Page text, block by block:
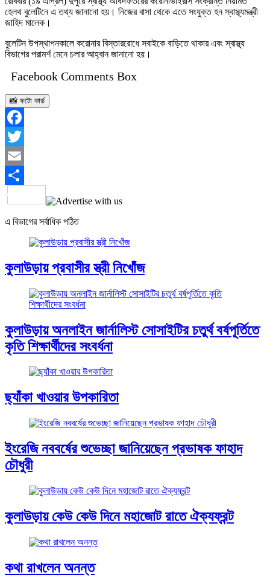
হেলথ বুলেটিনে এ তথ্য জানানো হয়। নিজের বাসা থেকে এতে সংযুক্ত হন স্বাস্থ্যমন্ত্রী
জাহিদ মালেক।
বুলেটিন উপস্থাপনকালে করোনার বিস্তাররোধে সবাইকে বাড়িতে থাকার এবং স্বাস্থ্য
বিভাগের পরামর্শ মেনে চলার আহ্বান জানানো হয়।
Facebook Comments Box
📸 ফটো কার্ড
Facebook
Twitter
Email
Share
এ বিভাগের সর্বাধিক পঠিত
কুলাউড়ায় প্রবাসীর স্ত্রী নিখোঁজ
কুলাউড়ায় অনলাইন জার্নালিস্ট সোসাইটির চতুর্থ বর্ষপূর্তিতে
কৃতি শিক্ষার্থীদের সংবর্ধনা
ছ্যাঁকা খাওয়ার উপকারিতা
ইংরেজি নববর্ষের শুভেচ্ছা জানিয়েছেন প্রভাষক ফাহাদ
চৌধুরী
কুলাউড়ায় কেউ কেউ দিনে মহাজোট রাতে ঐক্যফ্রন্ট
কথা রাখলেন অনন্ত